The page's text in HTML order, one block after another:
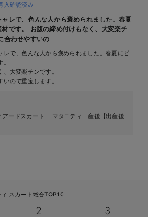
入確認済み
ャレで、色んな人から褒められました。春夏
材です。 お腹の締め付けもなく、大変楽チ
合わせやすいの
レで、色んな人から褒められました。春夏にピ
大変楽チンです。
ので重宝します。
アードスカート マタニティ・産後【出産後
ィ スカート総合TOP10
2 3